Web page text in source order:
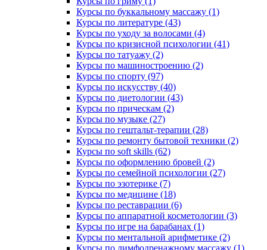
Курсы по буккальному массажу (1)
Курсы по литературе (43)
Курсы по уходу за волосами (4)
Курсы по кризисной психологии (41)
Курсы по татуажу (2)
Курсы по машиностроению (2)
Курсы по спорту (97)
Курсы по искусству (40)
Курсы по диетологии (43)
Курсы по прическам (2)
Курсы по музыке (27)
Курсы по гештальт-терапии (28)
Курсы по ремонту бытовой техники (2)
Курсы по soft skills (62)
Курсы по оформлению бровей (2)
Курсы по семейной психологии (27)
Курсы по эзотерике (7)
Курсы по медицине (18)
Курсы по реставрации (6)
Курсы по аппаратной косметологии (3)
Курсы по игре на барабанах (1)
Курсы по ментальной арифметике (2)